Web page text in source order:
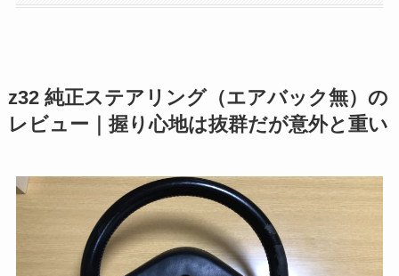
z32 純正ステアリング（エアバック無）の
レビュー｜握り心地は抜群だが意外と重い